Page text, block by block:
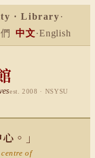
· Library ·
中文·English
est. 2008 · NSYSU
。」
centre of